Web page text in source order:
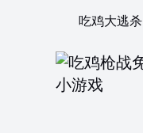
吃鸡大逃杀